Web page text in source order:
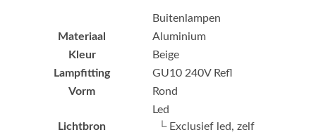
Buitenlampen
Materiaal
Aluminium
Kleur
Beige
Lampfitting
GU10 240V Refl
Vorm
Rond
Lichtbron
Led
└ Exclusief led, zelf